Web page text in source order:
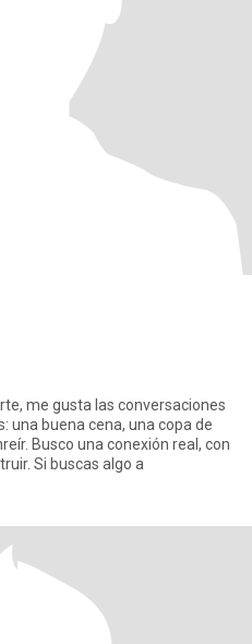
las conversaciones
una buena cena, una copa de
Busco una conexión real, con
Si buscas algo a